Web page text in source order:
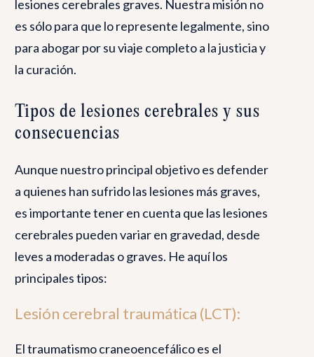
lesiones cerebrales graves. Nuestra misión no
es sólo para que lo represente legalmente, sino
para abogar por su viaje completo a la justicia y
la curación.
Tipos de lesiones cerebrales y sus
consecuencias
Aunque nuestro principal objetivo es defender
a quienes han sufrido las lesiones más graves,
es importante tener en cuenta que las lesiones
cerebrales pueden variar en gravedad, desde
leves a moderadas o graves. He aquí los
principales tipos:
Lesión cerebral traumática (LCT):
El traumatismo craneoencefálico es el